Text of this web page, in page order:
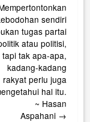
sendiri
tugas partai
atau politisi,
tapi tak apa-apa,
kadang-kadang
rakyat perlu juga
hal itu.
~ Hasan
Aspahani →